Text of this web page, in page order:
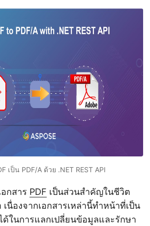
เป็น PDF/A ด้วย .NET REST API
กสาร PDF เป็นส่วนสำคัญในชีวิต
เนื่องจากเอกสารเหล่านี้ทำหน้าที่เป็น
ด้ในการแลกเปลี่ยนข้อมูลและรักษา